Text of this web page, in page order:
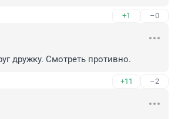
+1 –0
дружку. Смотреть противно.
+11 –2